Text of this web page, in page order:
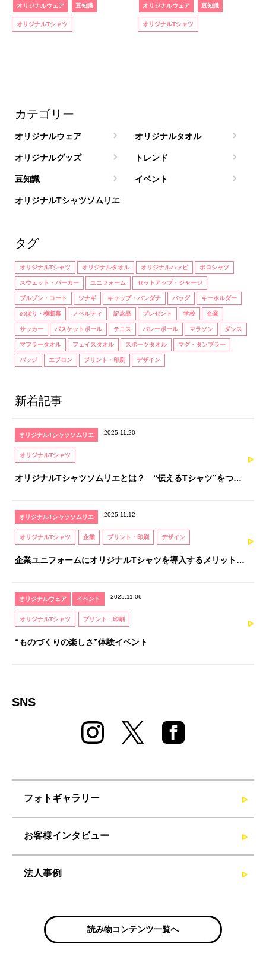
オリジナルウェア 豆知識
オリジナルTシャツ
オリジナルウェア 豆知識
オリジナルTシャツ
カテゴリー
オリジナルウェア オリジナルタオル
オリジナルグッズ トレンド
豆知識 イベント
オリジナルTシャツソムリエ
タグ
オリジナルTシャツ オリジナルタオル オリジナルハッピ ポロシャツ
スウェット・パーカー ユニフォーム セットアップ・ジャージ
ブルゾン・コート ツナギ キャップ・バンダナ バッグ キーホルダー
のぼり・横断幕 ノベルティ 記念品 プレゼント 学校 企業
サッカー バスケットボール テニス バレーボール マラソン ダンス
マフラータオル フェイスタオル スポーツタオル マグ・タンブラー
バッジ エプロン プリント・印刷 デザイン
新着記事
オリジナルTシャツソムリエ 2025.11.20
オリジナルTシャツ
オリジナルTシャツソムリエとは？ “伝えるTシャツ”をつく
オリジナルTシャツソムリエ 2025.11.12
オリジナルTシャツ 企業 プリント・印刷 デザイン
企業ユニフォームにオリジナルTシャツを導入するメリットと
オリジナルウェア イベント 2025.11.06
オリジナルTシャツ プリント・印刷
“ものづくりの楽しさ”体験イベント
SNS
フォトギャラリー
お客様インタビュー
法人事例
読み物コンテンツ一覧へ